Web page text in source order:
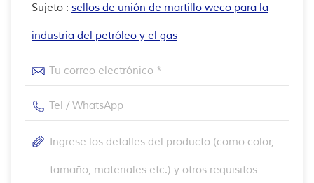
Sujeto : sellos de unión de martillo weco para la
industria del petróleo y el gas